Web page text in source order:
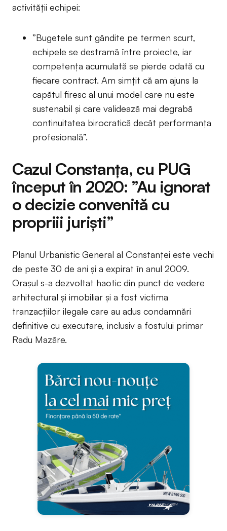
activității echipei:
”Bugetele sunt gândite pe termen scurt,
echipele se destramă între proiecte, iar
competența acumulată se pierde odată cu
fiecare contract. Am simțit că am ajuns la
capătul firesc al unui model care nu este
sustenabil și care validează mai degrabă
continuitatea birocratică decât performanța
profesională”.
Cazul Constanța, cu PUG
început în 2020: ”Au ignorat
o decizie convenită cu
propriii juriști”
Planul Urbanistic General al Constanței este vechi
de peste 30 de ani și a expirat în anul 2009.
Orașul s-a dezvoltat haotic din punct de vedere
arhitectural și imobiliar și a fost victima
tranzacțiilor ilegale care au adus condamnări
definitive cu executare, inclusiv a fostului primar
Radu Mazăre.